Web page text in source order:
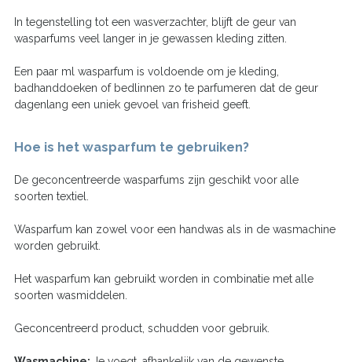
In tegenstelling tot een wasverzachter, blijft de geur van
wasparfums veel langer in je gewassen kleding zitten.
Een paar ml wasparfum is voldoende om je kleding,
badhanddoeken of bedlinnen zo te parfumeren dat de geur
dagenlang een uniek gevoel van frisheid geeft.
Hoe is het wasparfum te gebruiken?
De geconcentreerde wasparfums zijn geschikt voor alle
soorten textiel.
Wasparfum kan zowel voor een handwas als in de wasmachine
worden gebruikt.
Het wasparfum kan gebruikt worden in combinatie met alle
soorten wasmiddelen.
Geconcentreerd product, schudden voor gebruik.